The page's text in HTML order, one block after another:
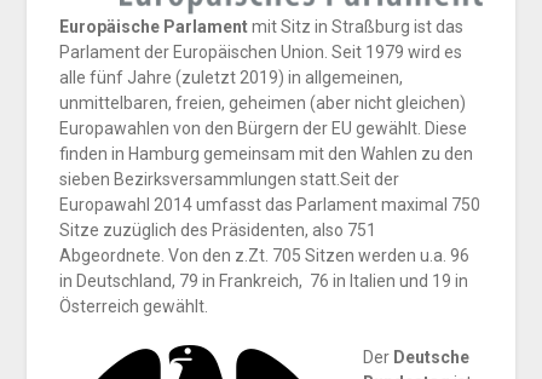
Europäische Parlamentmit Sitz in Straßburg ist das
Parlament der Europäischen Union. Seit 1979 wird es
alle fünf Jahre (zuletzt 2019) in allgemeinen,
unmittelbaren, freien, geheimen (aber nicht gleichen)
Europawahlen von den Bürgern der EU gewählt. Diese
finden in Hamburg gemeinsam mit den Wahlen zu den
sieben Bezirksversammlungen statt.Seit der
Europawahl 2014 umfasst das Parlament maximal 750
Sitze zuzüglich des Präsidenten, also 751
Abgeordnete. Von den z.Zt. 705 Sitzen werden u.a. 96
in Deutschland, 79 in Frankreich, 76 in Italien und 19 in
Österreich gewählt.
Der Deutsche